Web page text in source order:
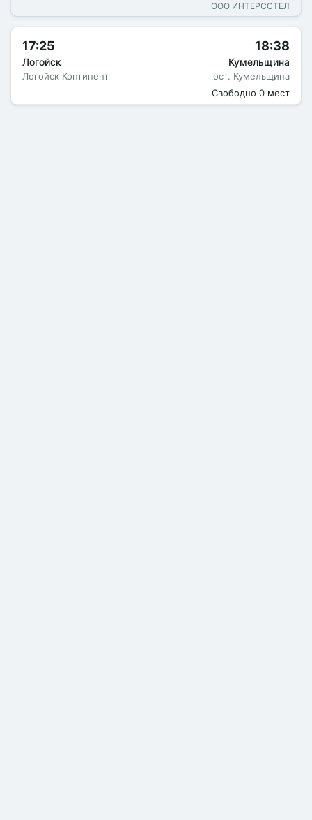
ООО ИНТЕРССТЕЛ
17:25
Логойск
Логойск Континент
18:38
Кумельщина
ост. Кумельщина
Свободно 0 мест